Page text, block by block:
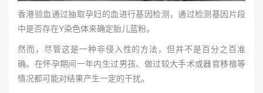
香港验血通过抽取孕妇的血进行基因检测，通过检测基因片段
中是否存在Y染色体来确定胎儿蓝粉。
然而，尽管这是一种非侵入性的方法，但并不是百分之百准
确。在怀孕期间一年内生过男孩、做过较大手术或器官移植等
情况都可能对结果产生一定的干扰。